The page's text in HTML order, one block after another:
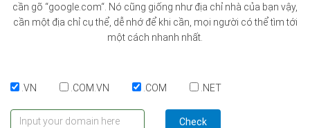
cần gõ “google.com“. Nó cũng giống như địa chỉ nhà của bạn vậy,
cần một địa chỉ cụ thể, dễ nhớ để khi cần, mọi người có thể tìm tới
một cách nhanh nhất.
.VN .COM.VN .COM .NET